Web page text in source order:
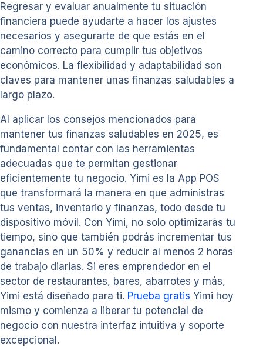
Regresar y evaluar anualmente tu situación
financiera puede ayudarte a hacer los ajustes
necesarios y asegurarte de que estás en el
camino correcto para cumplir tus objetivos
económicos. La flexibilidad y adaptabilidad son
claves para mantener unas finanzas saludables a
largo plazo.
Al aplicar los consejos mencionados para
mantener tus finanzas saludables en 2025, es
fundamental contar con las herramientas
adecuadas que te permitan gestionar
eficientemente tu negocio. Yimi es la App POS
que transformará la manera en que administras
tus ventas, inventario y finanzas, todo desde tu
dispositivo móvil. Con Yimi, no solo optimizarás tu
tiempo, sino que también podrás incrementar tus
ganancias en un 50% y reducir al menos 2 horas
de trabajo diarias. Si eres emprendedor en el
sector de restaurantes, bares, abarrotes y más,
Yimi está diseñado para ti. Prueba gratis Yimi hoy
mismo y comienza a liberar tu potencial de
negocio con nuestra interfaz intuitiva y soporte
excepcional.